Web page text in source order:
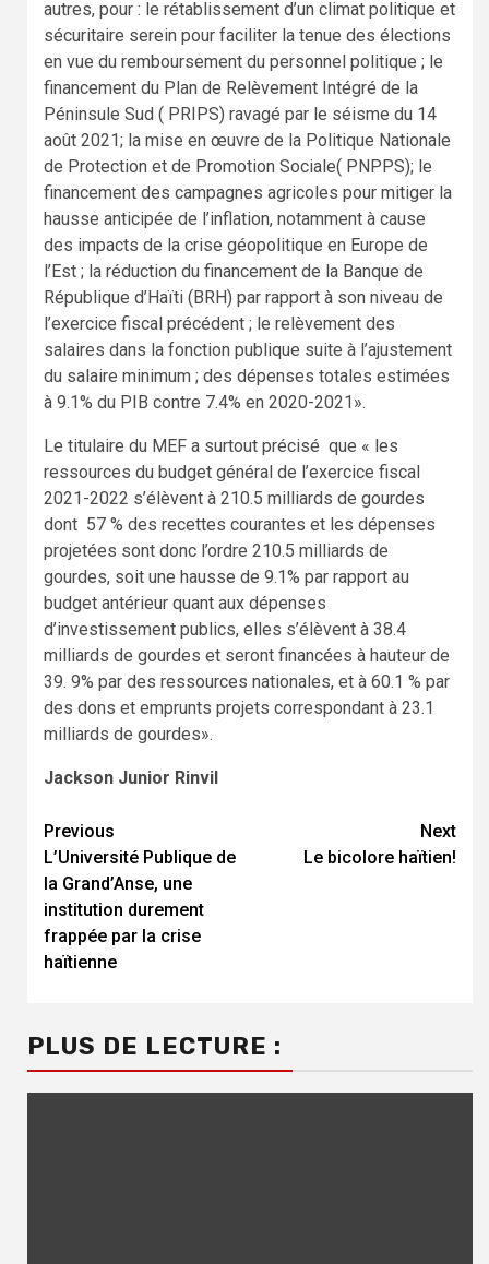
autres, pour : le rétablissement d’un climat politique et
sécuritaire serein pour faciliter la tenue des élections
en vue du remboursement du personnel politique ; le
financement du Plan de Relèvement Intégré de la
Péninsule Sud ( PRIPS) ravagé par le séisme du 14
août 2021; la mise en œuvre de la Politique Nationale
de Protection et de Promotion Sociale( PNPPS); le
financement des campagnes agricoles pour mitiger la
hausse anticipée de l’inflation, notamment à cause
des impacts de la crise géopolitique en Europe de
l’Est ; la réduction du financement de la Banque de
République d’Haïti (BRH) par rapport à son niveau de
l’exercice fiscal précédent ; le relèvement des
salaires dans la fonction publique suite à l’ajustement
du salaire minimum ; des dépenses totales estimées
à 9.1% du PIB contre 7.4% en 2020-2021».
Le titulaire du MEF a surtout précisé que « les
ressources du budget général de l’exercice fiscal
2021-2022 s’élèvent à 210.5 milliards de gourdes
dont 57 % des recettes courantes et les dépenses
projetées sont donc l’ordre 210.5 milliards de
gourdes, soit une hausse de 9.1% par rapport au
budget antérieur quant aux dépenses
d’investissement publics, elles s’élèvent à 38.4
milliards de gourdes et seront financées à hauteur de
39. 9% par des ressources nationales, et à 60.1 % par
des dons et emprunts projets correspondant à 23.1
milliards de gourdes».
Jackson Junior Rinvil
Continue
Reading
Previous
L’Université Publique de
la Grand’Anse, une
institution durement
frappée par la crise
haïtienne
Next
Le bicolore haïtien!
PLUS DE LECTURE :